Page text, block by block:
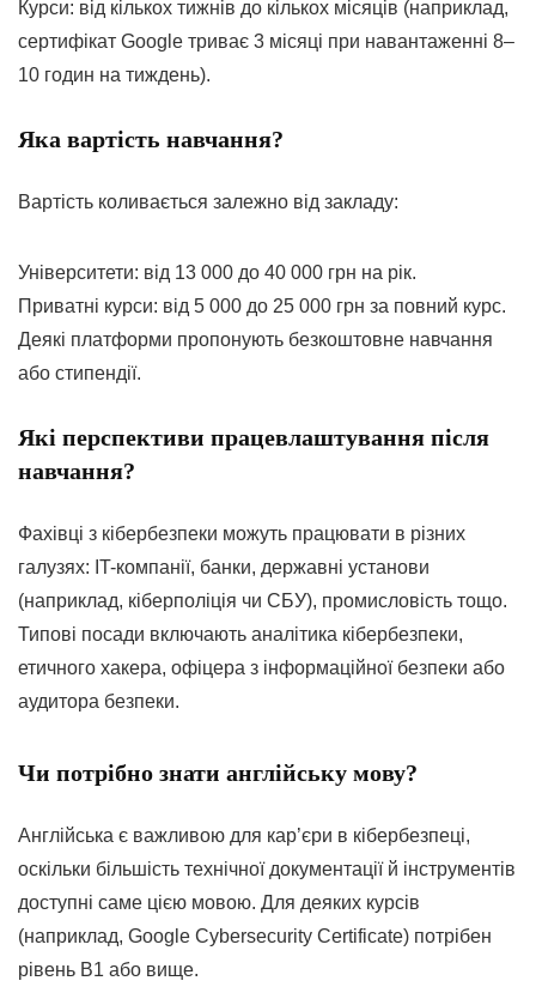
Курси: від кількох тижнів до кількох місяців (наприклад,
сертифікат Google триває 3 місяці при навантаженні 8–
10 годин на тиждень).
Яка вартість навчання?
Вартість коливається залежно від закладу:
Університети: від 13 000 до 40 000 грн на рік.
Приватні курси: від 5 000 до 25 000 грн за повний курс.
Деякі платформи пропонують безкоштовне навчання
або стипендії.
Які перспективи працевлаштування після
навчання?
Фахівці з кібербезпеки можуть працювати в різних
галузях: IT-компанії, банки, державні установи
(наприклад, кіберполіція чи СБУ), промисловість тощо.
Типові посади включають аналітика кібербезпеки,
етичного хакера, офіцера з інформаційної безпеки або
аудитора безпеки.
Чи потрібно знати англійську мову?
Англійська є важливою для кар’єри в кібербезпеці,
оскільки більшість технічної документації й інструментів
доступні саме цією мовою. Для деяких курсів
(наприклад, Google Cybersecurity Certificate) потрібен
рівень B1 або вище.